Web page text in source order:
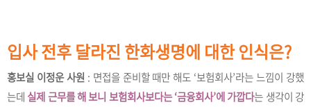
입사 전후 달라진 한화생명에 대한 인식은?
홍보실 이정운 사원 : 면접을 준비할 때만 해도 ‘보험회사’라는 느낌이 강했
는데 실제 근무를 해 보니 보험회사보다는 ‘금융회사’에 가깝다는 생각이 강